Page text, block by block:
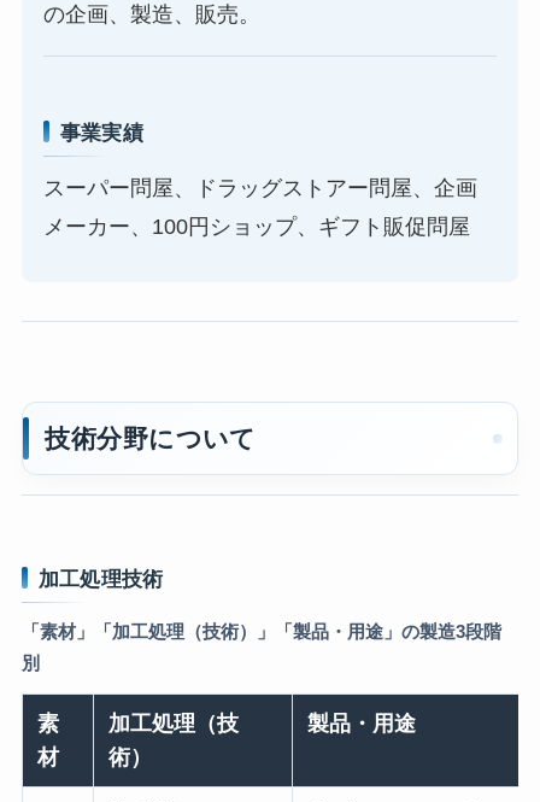
の企画、製造、販売。
事業実績
スーパー問屋、ドラッグストアー問屋、企画
メーカー、100円ショップ、ギフト販促問屋
技術分野について
加工処理技術
「素材」「加工処理（技術）」「製品・用途」の製造3段階
別
素
材
加工処理（技
術）
製品・用途